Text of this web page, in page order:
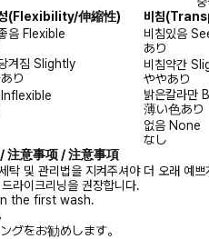
(Flexibility/伸縮性) 비침
음 Flexible
비침있음
あり
겨짐 Slightly
り
비침약간
ややあり
Inflexible
밝은칼라만
薄い色あり
없음 None
なし
注意事项 / 注意事項
탁 및 관리법을 지켜주셔야 더 오래 예
라이크리닝을 권장합니다.
the first wash.
グをお勧めします。